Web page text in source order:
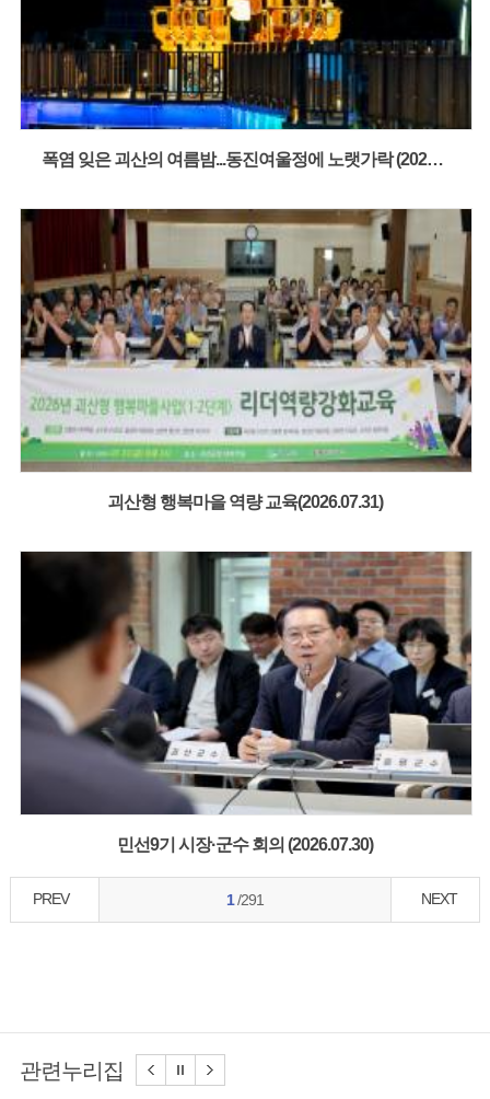
폭염 잊은 괴산의 여름밤...동진여울정에 노랫가락 (2026.07.31)
괴산형 행복마을 역량 교육(2026.07.31)
민선9기 시장·군수 회의 (2026.07.30)
PREV 1/291 NEXT
관련누리집